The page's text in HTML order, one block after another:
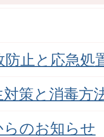
防止と応急処
策と消毒方
のお知らせ